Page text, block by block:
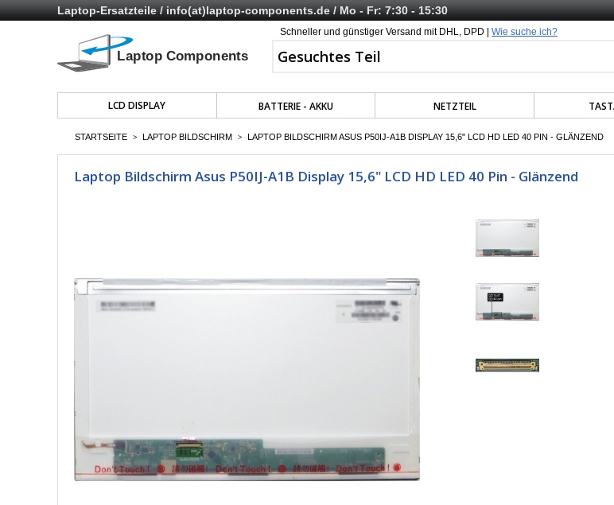
Laptop-Ersatzteile /info(at)laptop-components.de/ Mo - Fr: 7:30 - 15:30
Schneller und günstiger Versand mit DHL, DPD | Wie suche ich?
LCD DISPLAY BATTERIE - AKKU NETZTEIL
STARTSEITE > LAPTOP BILDSCHIRM > LAPTOP BILDSCHIRM ASUS P50IJ-A1B DISPLAY 15,6" LCD HD LED 40 PIN - GLÄNZEND
Laptop Bildschirm Asus P50IJ-A1B Display 15,6" LCD HD LED 40 Pin - Glänzend